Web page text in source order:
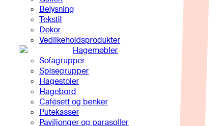
Belysning
Tekstil
Dekor
Vedlikeholdsprodukter
Hagemøbler
Sofagrupper
Spisegrupper
Hagestoler
Hagebord
Cafésett og benker
Putekasser
Paviljonger og parasoller